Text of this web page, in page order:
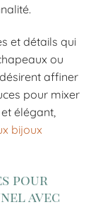
et détails qui
ou
affiner
pour mixer
élégant,
bijoux
pour
avec